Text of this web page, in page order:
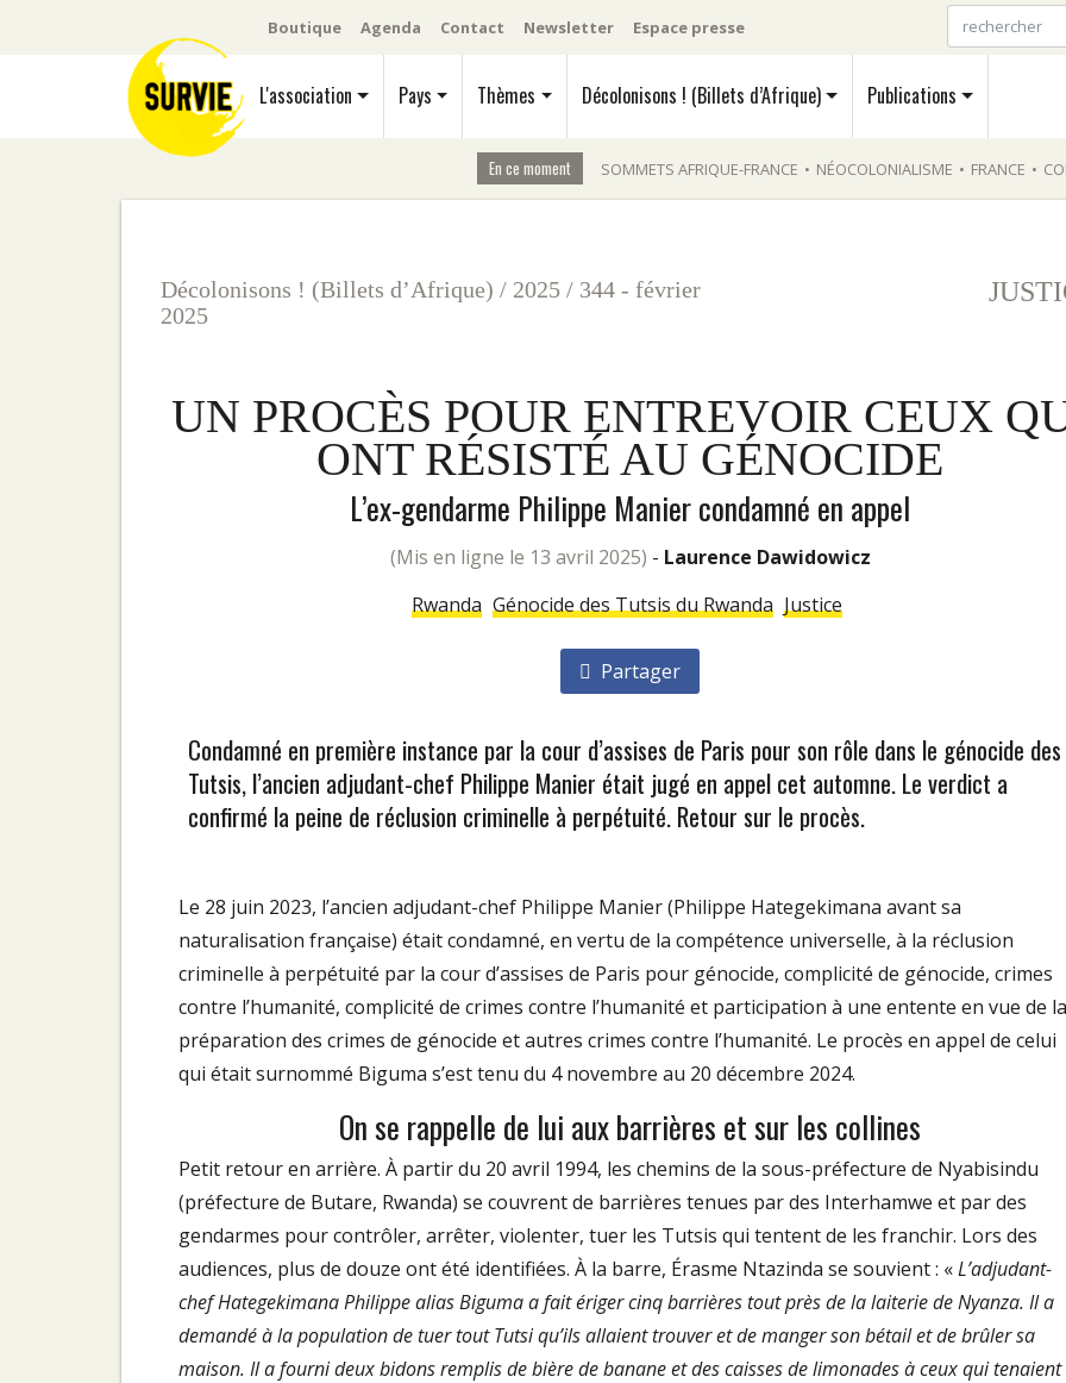
Boutique Agenda Contact Newsletter Espace presse
L'association Pays Thèmes Décolonisons ! (Billets d’Afrique) Publications
En ce moment SOMMETS AFRIQUE-FRANCE • NÉOCOLONIALISME • FRANCE •
Décolonisons ! (Billets d’Afrique) / 2025 / 344 - février
2025
UN PROCÈS POUR ENTREVOIR CEUX
ONT RÉSISTÉ AU GÉNOCIDE
L’ex-gendarme Philippe Manier condamné en appel
(mis en ligne le 13 avril 2025) - Laurence Dawidowicz
Rwanda Génocide des Tutsis du Rwanda Justice
Partager
Condamné en première instance par la cour d’assises de Paris pour son rôle dans le génocide des
Tutsis, l’ancien adjudant-chef Philippe Manier était jugé en appel cet automne. Le verdict a
confirmé la peine de réclusion criminelle à perpétuité. Retour sur le procès.
Le 28 juin 2023, l’ancien adjudant-chef Philippe Manier (Philippe Hategekimana avant sa
naturalisation française) était condamné, en vertu de la compétence universelle, à la réclusion
criminelle à perpétuité par la cour d’assises de Paris pour génocide, complicité de génocide, crimes
contre l’humanité, complicité de crimes contre l’humanité et participation à une entente en vue de la
préparation des crimes de génocide et autres crimes contre l’humanité. Le procès en appel de celui
qui était surnommé Biguma s’est tenu du 4 novembre au 20 décembre 2024.
On se rappelle de lui aux barrières et sur les collines
Petit retour en arrière. À partir du 20 avril 1994, les chemins de la sous-préfecture de Nyabisindu
(préfecture de Butare, Rwanda) se couvrent de barrières tenues par des Interhamwe et par des
gendarmes pour contrôler, arrêter, violenter, tuer les Tutsis qui tentent de les franchir. Lors des
audiences, plus de douze ont été identifiées. À la barre, Érasme Ntazinda se souvient : «L’adjudant-
chef Hategekimana Philippe alias Biguma a fait ériger cinq barrières tout près de la laiterie de Nyanza. Il a
demandé à la population de tuer tout Tutsi qu’ils allaient trouver et de manger son bétail et de brûler sa
maison. Il a fourni deux bidons remplis de bière de banane et des caisses de limonades à ceux qui tenaient